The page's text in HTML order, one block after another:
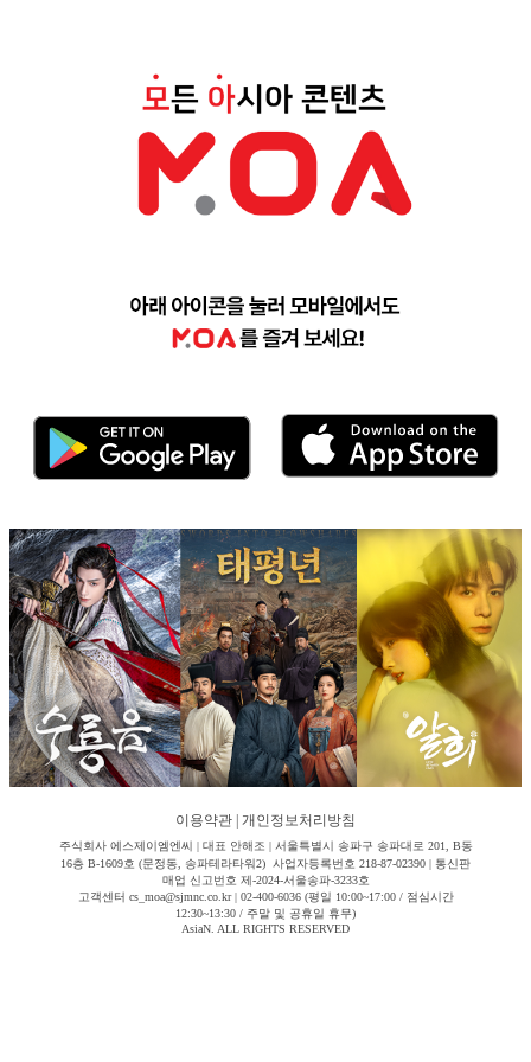
이용약관 개인정보처리방침
주식회사 에스제이엠엔씨 | 대표 안해조 | 서울특별시 송파구 송파대로 201, B동
16층 B-1609호 (문정동, 송파테라타워2) 사업자등록번호 218-87-02390 | 통신판
매업 신고번호 제-2024-서울송파-3233호
고객센터 cs_moa@sjmnc.co.kr | 02-400-6036 (평일 10:00~17:00 / 점심시간
12:30~13:30 / 주말 및 공휴일 휴무)
AsiaN. ALL RIGHTS RESERVED